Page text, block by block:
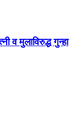
व मुलाविरुद्ध गुन्हा